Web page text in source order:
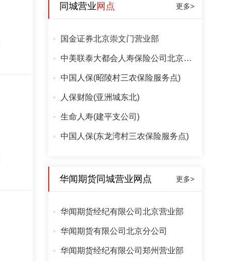
同城营业 网点 更多>
国金证券北京崇文门营业部
中美联泰大都会人寿保险公司北京分公司
中国人保(昭陵村三农保险服务点)
人保财险(亚洲城东北)
生命人寿(建平支公司)
中国人保(东龙湾村三农保险服务点)
华闻期货同城营业网点 更多>
华闻期货经纪有限公司北京营业部
华闻期货有限公司北京分公司
华闻期货经纪有限公司郑州营业部